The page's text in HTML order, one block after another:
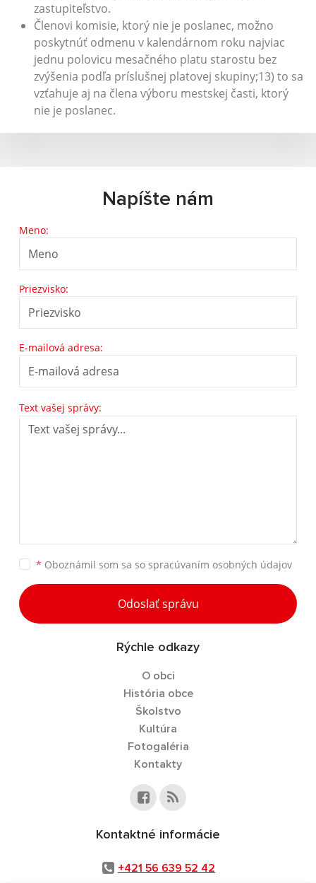
zastupiteľstvo.
Členovi komisie, ktorý nie je poslanec, možno
poskytnúť odmenu v kalendárnom roku najviac
jednu polovicu mesačného platu starostu bez
zvýšenia podľa príslušnej platovej skupiny;13) to sa
vzťahuje aj na člena výboru mestskej časti, ktorý
nie je poslanec.
Napíšte nám
Meno:
Priezvisko:
E-mailová adresa:
Text vašej správy:
* Oboznámil som sa so spracúvaním osobných údajov
Odoslať správu
Rýchle odkazy
O obci
História obce
Školstvo
Kultúra
Fotogaléria
Kontakty
Kontaktné informácie
+421 56 639 52 42